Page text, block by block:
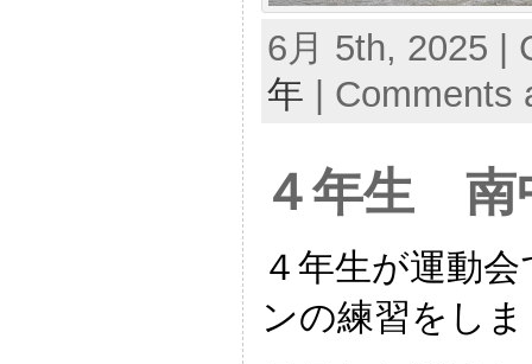
6月 5th, 2025 |
年
Comments
４年生 南
４年生が運動
ンの練習をし